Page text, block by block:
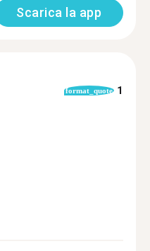
Scarica la app
format_quote 1